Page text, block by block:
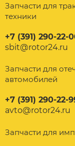
Запчасти для
техники
+7 (391) 290-22-
sbit@rotor24.ru
Запчасти для
автомобилей
+7 (391) 290-22-
avto@rotor24.ru
Запчасти для